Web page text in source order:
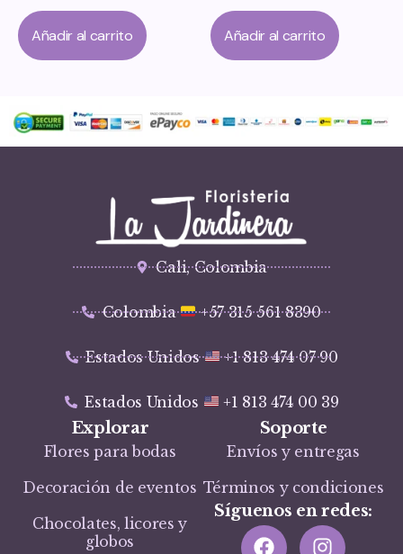
Añadir al carrito Añadir al carrito
Cali, Colombia
Colombia +57 315 561 8390
Estados Unidos +1 813 474 07 90
Estados Unidos +1 813 474 00 39
Explorar
Flores para bodas
Decoración de eventos
Chocolates, licores y
globos
Soporte
Envíos y entregas
Términos y condiciones
Síguenos en redes: